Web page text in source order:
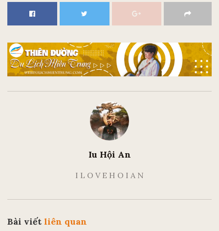
Iu Hội An
I L O V E H O I A N
Bài viết liên quan